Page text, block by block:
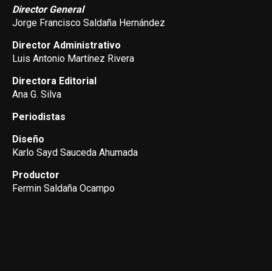
Director General
Jorge Francisco Saldaña Hernández
Director Administrativo
Luis Antonio Martínez Rivera
Directora Editorial
Ana G. Silva
Periodistas
Diseño
Karlo Sayd Sauceda Ahumada
Productor
Fermin Saldaña Ocampo